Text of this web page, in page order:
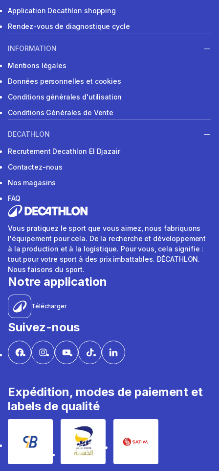
Application Decathlon shopping
Rendez-vous de diagnostique cycle
INFORMATION
Mentions légales
Données personnelles et cookies
Conditions générales d'utilisation
Conditions Générales de Vente
DECATHLON
Recrutement Decathlon El Djazair
Contactez-nous
Nos magasins
FAQ
Vous pratiquez le sport que vous aimez, nous fabriquons
l'équipement pour cela. De la recherche et développement
à la production et à la logistique. Pour vous, cela signifie :
tout pour votre sport à des prix imbattables. DÉCATHLON.
Nous faisons du sport.
Notre application
Télécharger
Suivez-nous
Expédition, modes de paiement et
labels de qualité